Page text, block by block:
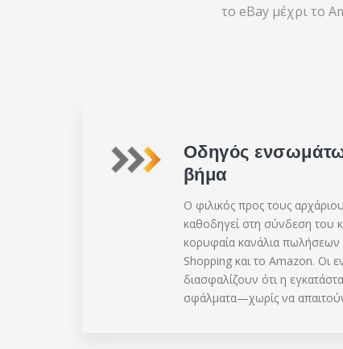
το eBay μέχρι το
Οδηγός
βήμα
Ο φιλικός προς τους
καθοδηγεί στη σύνδεση του
κορυφαία κανάλια
Shopping και το Amazon. Οι
διασφαλίζουν ότι η
σφάλματα—χωρίς να